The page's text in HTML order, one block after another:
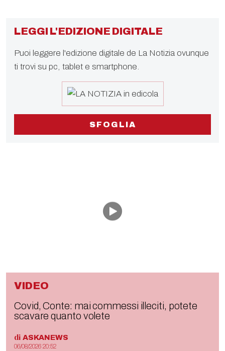
LEGGI L'EDIZIONE DIGITALE
Puoi leggere l'edizione digitale de La Notizia ovunque
ti trovi su pc, tablet e smartphone.
SFOGLIA
VIDEO
Covid, Conte: mai commessi illeciti, potete
scavare quanto volete
di ASKANEWS
06/08/2026 20:52